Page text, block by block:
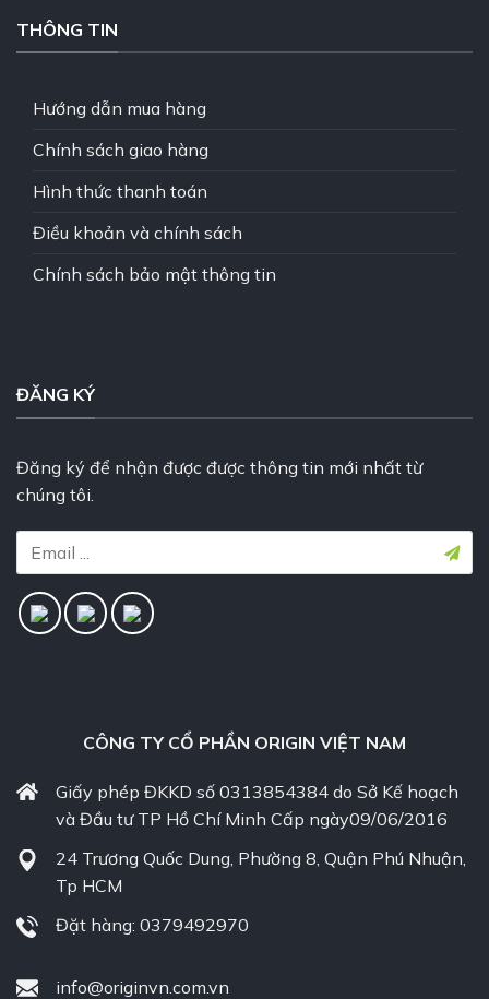
THÔNG TIN
Hướng dẫn mua hàng
Chính sách giao hàng
Hình thức thanh toán
Điều khoản và chính sách
Chính sách bảo mật thông tin
ĐĂNG KÝ
Đăng ký để nhận được được thông tin mới nhất từ
chúng tôi.
CÔNG TY CỔ PHẦN ORIGIN VIỆT NAM
Giấy phép ĐKKD số 0313854384 do Sở Kế hoạch
và Đầu tư TP Hồ Chí Minh Cấp ngày09/06/2016
24 Trương Quốc Dung, Phường 8, Quận Phú Nhuận,
Tp HCM
Đặt hàng: 0379492970
info@originvn.com.vn